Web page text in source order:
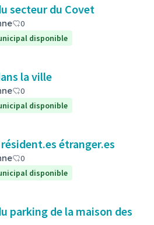
secteur du Covet
0
disponible
la ville
0
disponible
étranger.es
0
disponible
parking de la maison des